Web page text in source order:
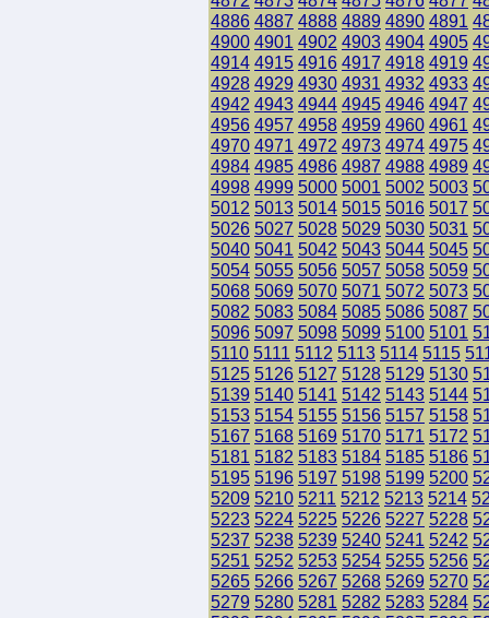
4886 4887 4888 4889 4890 4891
4900 4901 4902 4903 4904 4905
4914 4915 4916 4917 4918 4919
4928 4929 4930 4931 4932 4933
4942 4943 4944 4945 4946 4947
4956 4957 4958 4959 4960 4961
4970 4971 4972 4973 4974 4975
4984 4985 4986 4987 4988 4989
4998 4999 5000 5001 5002 5003
5012 5013 5014 5015 5016 5017
5026 5027 5028 5029 5030 5031
5040 5041 5042 5043 5044 5045
5054 5055 5056 5057 5058 5059
5068 5069 5070 5071 5072 5073
5082 5083 5084 5085 5086 5087
5096 5097 5098 5099 5100 5101
5110 5111 5112 5113 5114 5115
5125 5126 5127 5128 5129 5130
5139 5140 5141 5142 5143 5144
5153 5154 5155 5156 5157 5158
5167 5168 5169 5170 5171 5172
5181 5182 5183 5184 5185 5186
5195 5196 5197 5198 5199 5200
5209 5210 5211 5212 5213 5214
5223 5224 5225 5226 5227 5228
5237 5238 5239 5240 5241 5242
5251 5252 5253 5254 5255 5256
5265 5266 5267 5268 5269 5270
5279 5280 5281 5282 5283 5284